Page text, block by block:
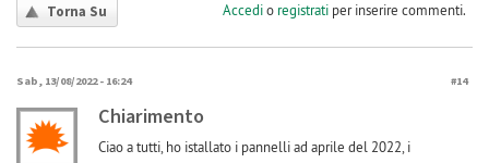
Torna Su Accedio registratiper inserire commenti.
Sab, 13/08/2022 - 16:24 #14
Chiarimento
Ciao a tutti, ho istallato i pannelli ad aprile del 2022, i